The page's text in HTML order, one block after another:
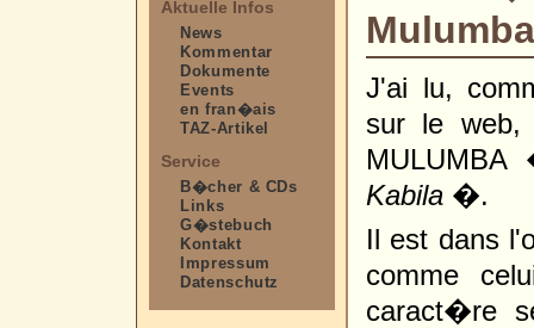
Aktuelle Infos
News
Kommentar
Dokumente
Events
en fran�ais
TAZ-Artikel
Service
B�cher & CDs
Links
G�stebuch
Kontakt
Impressum
Datenschutz
Mulumba
J'ai lu,
sur le web,
Kabila �.
Il est dans
comme
caract�re